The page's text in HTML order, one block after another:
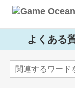
よくある